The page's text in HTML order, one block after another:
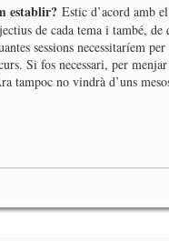
establir? Estic d’acord amb
de cada tema i també,
sessions necessitaríem
Si fos necessari, per
tampoc no vindrà d’uns